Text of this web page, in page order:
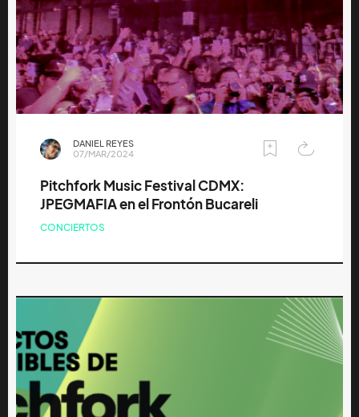
DANIEL REYES
07/MAR/2024
Pitchfork Music Festival CDMX:
JPEGMAFIA en el Frontón Bucareli
CONCIERTOS